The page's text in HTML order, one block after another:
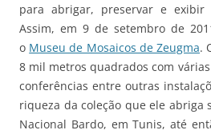
para abrigar, preservar e exibir
Assim, em 9 de setembro de
o Museu de Mosaicos de Zeugma.
8 mil metros quadrados com
conferências entre outras
riqueza da coleção que ele abriga
Nacional Bardo, em Tunis, até